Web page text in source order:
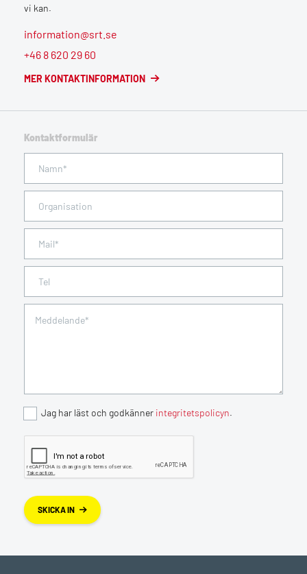
vi kan.
information@srt.se
+46 8 620 29 60
MER KONTAKTINFORMATION
Kontaktformulär
Jag har läst och godkänner integritetspolicyn.
SKICKA IN